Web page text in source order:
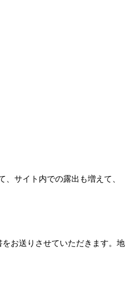
サイト内での露出も増えて、
お送りさせていただきます。地